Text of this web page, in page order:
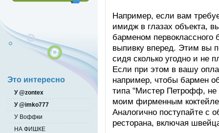
Например, если вам
имидж в глазах объекта,
барменом
выпивку вперед. Этим вы
сидя сколько угодно и не
Если при этом в вашу
например, чтобы бармен
типа "Мистер Петрофф, не
моим фирменным
Аналогично поступайте с
ресторана, включая
Это интересно
У @zontex
У @imko777
У Воффки
НА ФИШКЕ